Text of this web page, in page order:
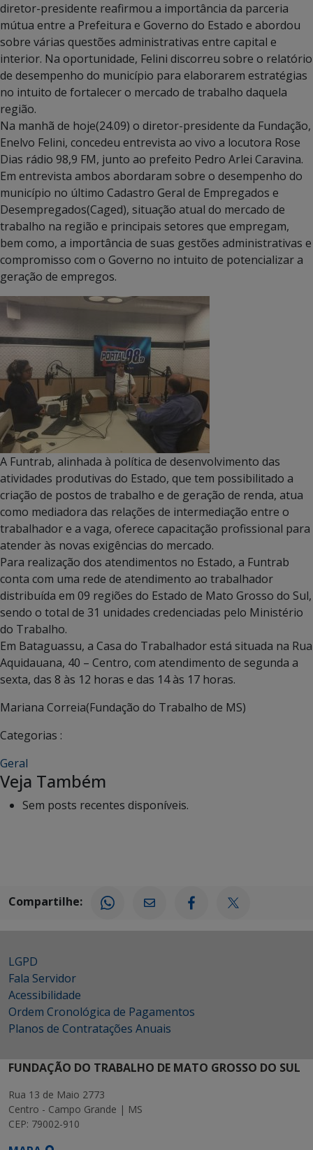
diretor-presidente reafirmou a importância da parceria
mútua entre a Prefeitura e Governo do Estado e abordou
sobre várias questões administrativas entre capital e
interior. Na oportunidade, Felini discorreu sobre o relatório
de desempenho do município para elaborarem estratégias
no intuito de fortalecer o mercado de trabalho daquela
região.
Na manhã de hoje(24.09) o diretor-presidente da Fundação,
Enelvo Felini, concedeu entrevista ao vivo a locutora Rose
Dias rádio 98,9 FM, junto ao prefeito Pedro Arlei Caravina.
Em entrevista ambos abordaram sobre o desempenho do
município no último Cadastro Geral de Empregados e
Desempregados(Caged), situação atual do mercado de
trabalho na região e principais setores que empregam,
bem como, a importância de suas gestões administrativas e
compromisso com o Governo no intuito de potencializar a
geração de empregos.
A Funtrab, alinhada à política de desenvolvimento das
atividades produtivas do Estado, que tem possibilitado a
criação de postos de trabalho e de geração de renda, atua
como mediadora das relações de intermediação entre o
trabalhador e a vaga, oferece capacitação profissional para
atender às novas exigências do mercado.
Para realização dos atendimentos no Estado, a Funtrab
conta com uma rede de atendimento ao trabalhador
distribuída em 09 regiões do Estado de Mato Grosso do Sul,
sendo o total de 31 unidades credenciadas pelo Ministério
do Trabalho.
Em Bataguassu, a Casa do Trabalhador está situada na Rua
Aquidauana, 40 – Centro, com atendimento de segunda a
sexta, das 8 às 12 horas e das 14 às 17 horas.
Mariana Correia(Fundação do Trabalho de MS)
Categorias :
Geral
Veja Também
Sem posts recentes disponíveis.
Compartilhe:
LGPD
Fala Servidor
Acessibilidade
Ordem Cronológica de Pagamentos
Planos de Contratações Anuais
FUNDAÇÃO DO TRABALHO DE MATO GROSSO DO SUL
Rua 13 de Maio 2773
Centro - Campo Grande | MS
CEP: 79002-910